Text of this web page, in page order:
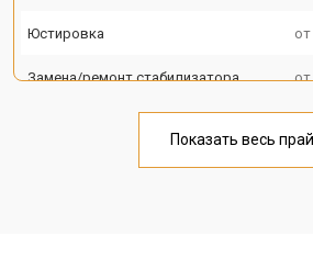
Юстировка
Замена/ремонт стабилизатора от
Показать весь